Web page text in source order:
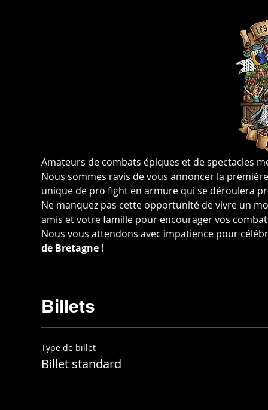
Amateurs de combats épiques et de spectacles
Nous sommes ravis de vous annoncer la
unique de pro fight en armure qui se déroulera
Ne manquez pas cette opportunité de vivre un
amis et votre famille pour encourager vos
Nous vous attendons avec impatience pour
de Bretagne !
Billets
Type de billet
Billet standard